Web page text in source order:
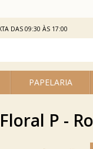
PAPELARIA
DAS 09:30 ÀS 17:00
P -